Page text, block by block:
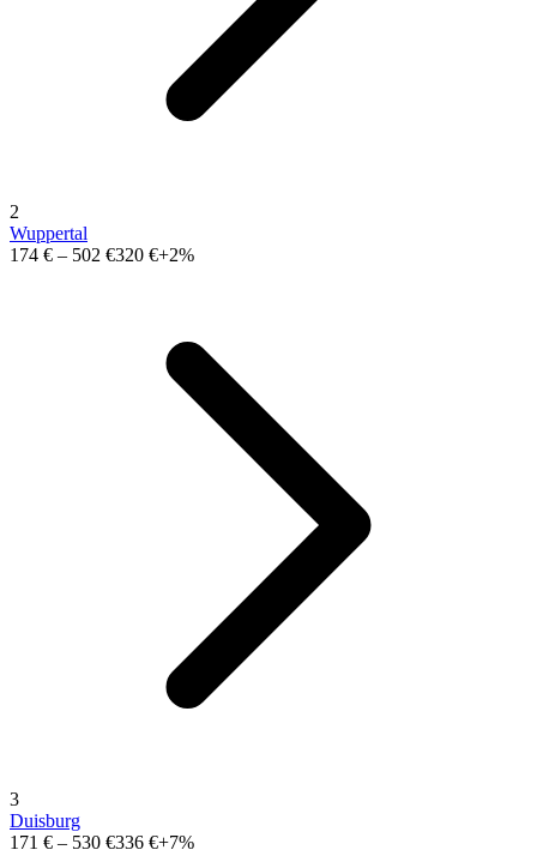
2
Wuppertal
174 € – 502 €320 €+2%
3
Duisburg
171 € – 530 €336 €+7%